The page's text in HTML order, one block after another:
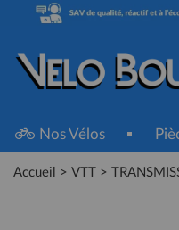
Nos Vélos
Accueil > VTT >